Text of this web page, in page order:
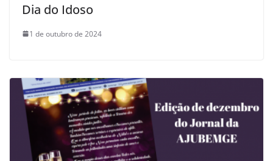
Dia do Idoso
1 de outubro de 2024